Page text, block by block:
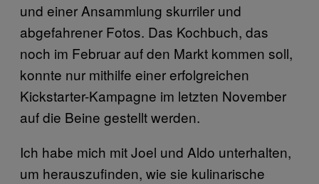
und einer Ansammlung skurriler und
abgefahrener Fotos. Das Kochbuch, das
noch im Februar auf den Markt kommen soll,
konnte nur mithilfe einer erfolgreichen
Kickstarter-Kampagne im letzten November
auf die Beine gestellt werden.
Ich habe mich mit Joel und Aldo unterhalten,
um herauszufinden, wie sie kulinarische